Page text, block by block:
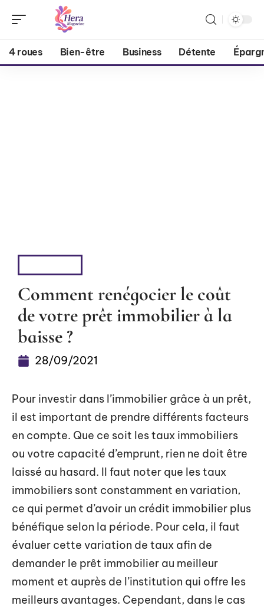
4 roues Bien-être Business Détente
Comment renégocier le coût
de votre prêt immobilier à la
baisse ?
28/09/2021
Pour investir dans l’immobilier grâce à un prêt,
il est important de prendre différents facteurs
en compte. Que ce soit les taux immobiliers
ou votre capacité d’emprunt, rien ne doit être
laissé au hasard. Il faut noter que les taux
immobiliers sont constamment en variation,
ce qui permet d’avoir un crédit immobilier plus
bénéfique selon la période. Pour cela, il faut
évaluer cette variation de taux afin de
demander le prêt immobilier au meilleur
moment et auprès de l’institution qui offre les
meilleurs avantages. Cependant, dans le cas